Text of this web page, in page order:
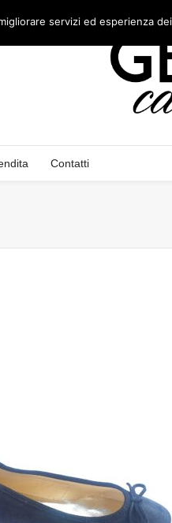
Contatti
servizi ed esperienza